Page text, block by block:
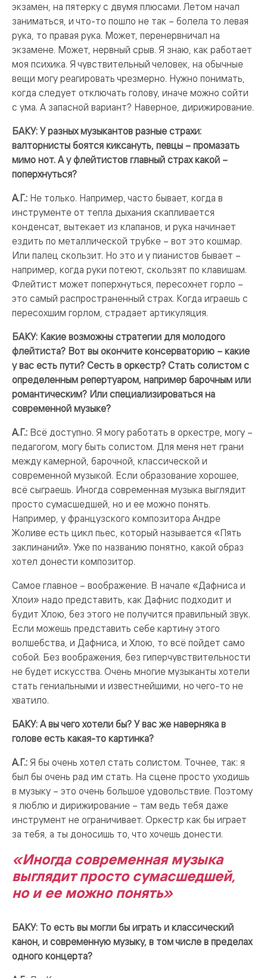
экзамен, на пятерку с двумя плюсами. Летом начал
заниматься, и что-то пошло не так – болела то левая
рука, то правая рука. Может, перенервничал на
экзамене. Может, нервный срыв. Я знаю, как работает
моя психика. Я чувствительный человек, на обычные
вещи могу реагировать чрезмерно. Нужно понимать,
когда следует отключать голову, иначе можно сойти
с ума. А запасной вариант? Наверное, дирижирование.
БАКУ: У разных музыкантов разные страхи:
валторнисты боятся киксануть, певцы – промазать
мимо нот. А у флейтистов главный страх какой –
поперхнуться?
А.Г.: Не только. Например, часто бывает, когда в
инструменте от тепла дыхания скапливается
конденсат, вытекает из клапанов, и рука начинает
ездить по металлической трубке – вот это кошмар.
Или палец скользит. Но это и у пианистов бывает –
например, когда руки потеют, скользят по клавишам.
Флейтист может поперхнуться, пересохнет горло –
это самый распространенный страх. Когда играешь с
пересохшим горлом, страдает артикуляция.
БАКУ: Какие возможны стратегии для молодого
флейтиста? Вот вы окончите консерваторию – какие
у вас есть пути? Сесть в оркестр? Стать солистом с
определенным репертуаром, например барочным или
романтическим? Или специализироваться на
современной музыке?
А.Г.: Всё доступно. Я могу работать в оркестре, могу –
педагогом, могу быть солистом. Для меня нет грани
между камерной, барочной, классической и
современной музыкой. Если образование хорошее,
всё сыграешь. Иногда современная музыка выглядит
просто сумасшедшей, но и ее можно понять.
Например, у французского композитора Андре
Жоливе есть цикл пьес, который называется «Пять
заклинаний». Уже по названию понятно, какой образ
хотел донести композитор.
Самое главное – воображение. В начале «Дафниса и
Хлои» надо представить, как Дафнис подходит и
будит Хлою, без этого не получится правильный звук.
Если можешь представить себе картину этого
волшебства, и Дафниса, и Хлою, то всё пойдет само
собой. Без воображения, без гиперчувствительности
не будет искусства. Очень многие музыканты хотели
стать гениальными и известнейшими, но чего-то не
хватило.
БАКУ: А вы чего хотели бы? У вас же наверняка в
голове есть какая-то картинка?
А.Г.: Я бы очень хотел стать солистом. Точнее, так: я
был бы очень рад им стать. На сцене просто уходишь
в музыку – это очень большое удовольствие. Поэтому
я люблю и дирижирование – там ведь тебя даже
инструмент не ограничивает. Оркестр как бы играет
за тебя, а ты доносишь то, что хочешь донести.
«Иногда современная музыка
выглядит просто сумасшедшей,
но и ее можно понять»
БАКУ: То есть вы могли бы играть и классический
канон, и современную музыку, в том числе в пределах
одного концерта?